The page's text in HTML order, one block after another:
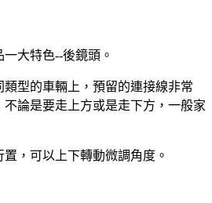
大特色--後鏡頭。
型的車輛上，預留的連接線非常
不論是要走上方或是走下方，一般家
，可以上下轉動微調角度。